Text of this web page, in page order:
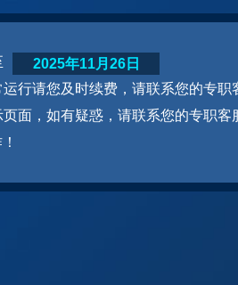
行请您及时续费，请联系您的专职
面，如有疑惑，请联系您的专职客
2025年11月26日